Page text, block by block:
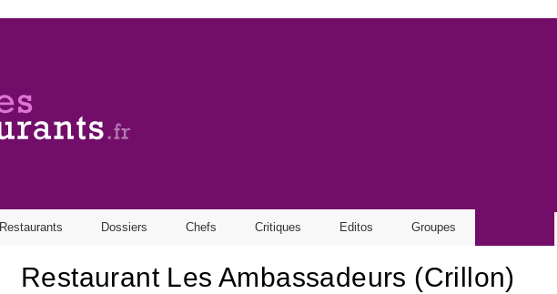
Restaurants Dossiers Chefs Critiques Editos Groupes
Restaurant Les Ambassadeurs (Crillon)